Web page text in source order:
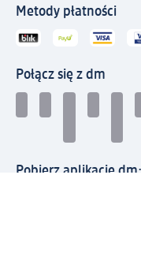
Metody płatności
Połącz się z dm
Pobierz aplikację dm: